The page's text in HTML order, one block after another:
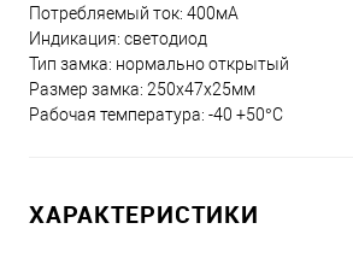
Потребляемый ток: 400мА
Индикация: светодиод
Тип замка: нормально открытый
Размер замка: 250х47х25мм
Рабочая температура: -40 +50°С
ХАРАКТЕРИСТИКИ